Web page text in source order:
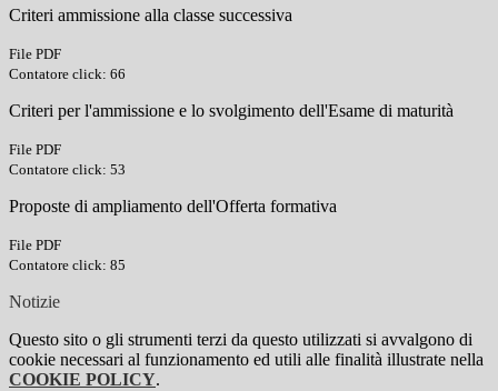
Criteri ammissione alla classe successiva
File PDF
Contatore click: 66
Criteri per l'ammissione e lo svolgimento dell'Esame di maturità
File PDF
Contatore click: 53
Proposte di ampliamento dell'Offerta formativa
File PDF
Contatore click: 85
Notizie
Questo sito o gli strumenti terzi da questo utilizzati si avvalgono di
cookie necessari al funzionamento ed utili alle finalità illustrate nella
COOKIE POLICY.